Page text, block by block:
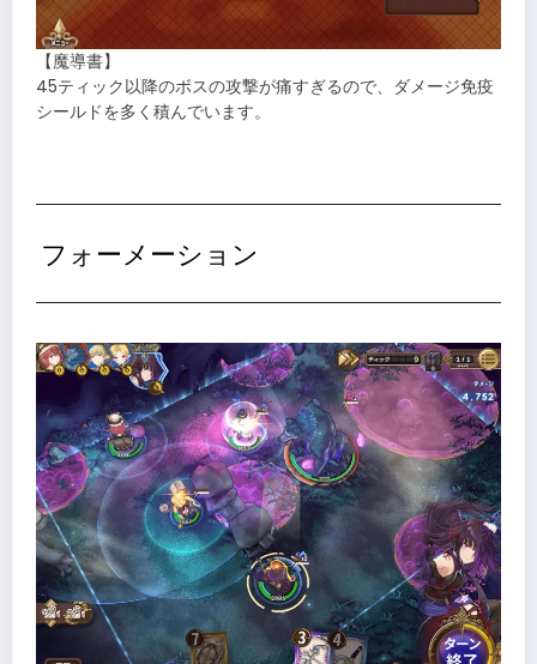
【魔導書】
45ティック以降のボスの攻撃が痛すぎるので、ダメージ免疫
シールドを多く積んでいます。
フォーメーション